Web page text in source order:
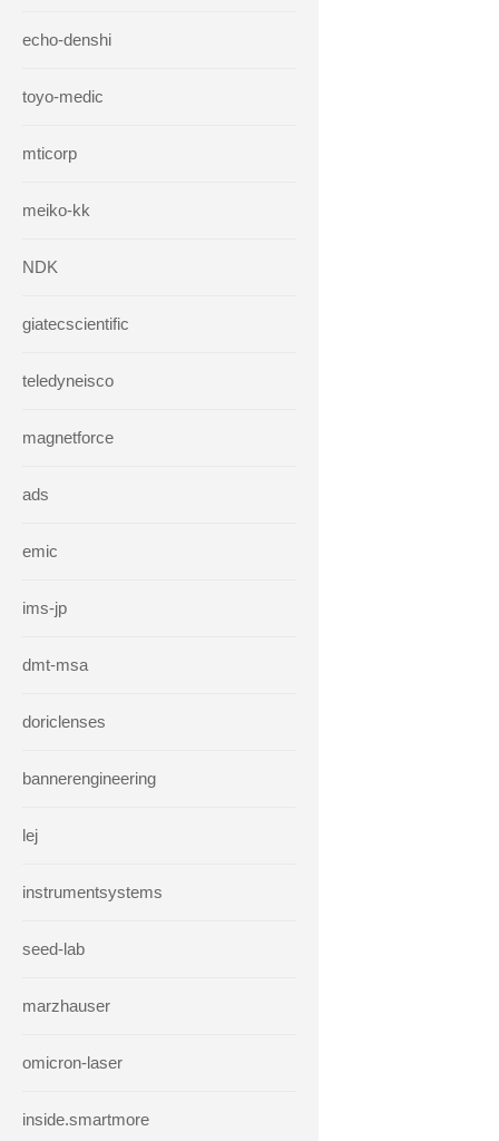
echo-denshi
toyo-medic
mticorp
meiko-kk
NDK
giatecscientific
teledyneisco
magnetforce
ads
emic
ims-jp
dmt-msa
doriclenses
bannerengineering
lej
instrumentsystems
seed-lab
marzhauser
omicron-laser
inside.smartmore